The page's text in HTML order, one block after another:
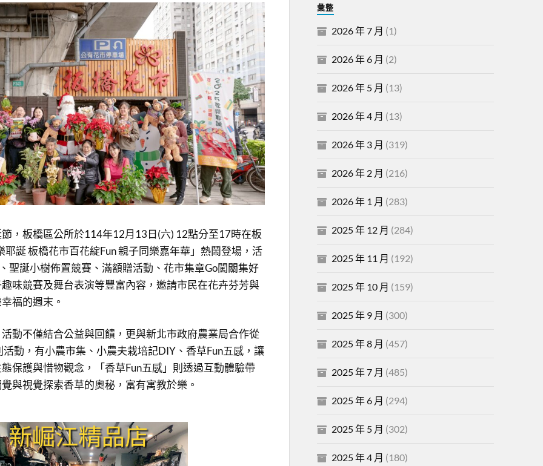
，板橋區公所於114年12月13日(六) 12點分至17時在板
誕 板橋花市百花綻Fun 親子同樂嘉年華」熱鬧登場，活
聖誕小樹佈置競賽、滿額贈活動、花市集章Go闖關集好
味競賽及舞台表演等豐富內容，邀請市民在花卉芬芳與
福的週末。
動不僅結合公益與回饋，更與新北市政府農業局合作從
動，有小農市集、小農夫栽培記DIY、香草Fun五感，讓
保護與惜物觀念，「香草Fun五感」則透過互動體驗帶
與視覺探索香草的奧秘，富有寓教於樂。
彙整
2026 年 7 月 (1)
2026 年 6 月 (2)
2026 年 5 月 (13)
2026 年 4 月 (13)
2026 年 3 月 (319)
2026 年 2 月 (216)
2026 年 1 月 (283)
2025 年 12 月 (284)
2025 年 11 月 (192)
2025 年 10 月 (159)
2025 年 9 月 (300)
2025 年 8 月 (457)
2025 年 7 月 (485)
2025 年 6 月 (294)
2025 年 5 月 (302)
2025 年 4 月 (180)